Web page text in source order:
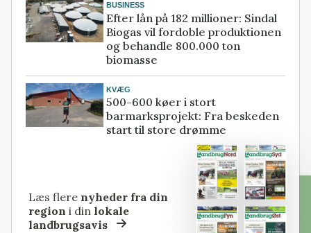
BUSINESS
Efter lån på 182 millioner: Sindal
Biogas vil fordoble produktionen
og behandle 800.000 ton
biomasse
KVÆG
500-600 køer i stort
barmarksprojekt: Fra beskeden
start til store drømme
Læs flere nyheder fra din
region i dinlokale
landbrugsavis